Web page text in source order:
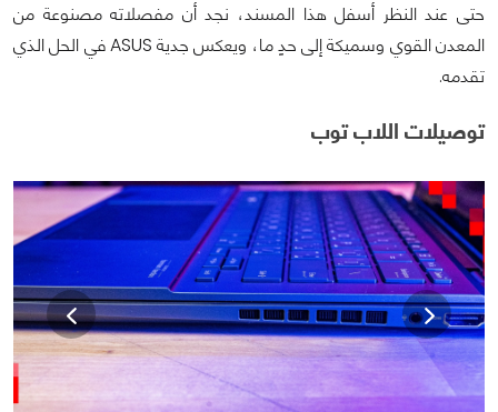
حتى عند النظر أسفل هذا المسند، نجد أن مفصلاته مصنوعة من
المعدن القوي وسميكة إلى حدٍ ما، ويعكس جدية ASUS في الحل الذي
تقدمه.
توصيلات اللاب توب